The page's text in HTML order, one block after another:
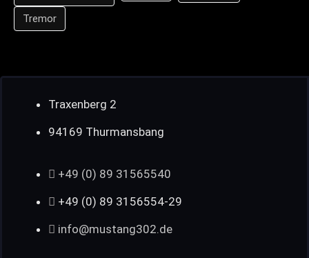
Tremor
Traxenberg 2
94169 Thurmansbang
+49 (0) 89 31565540
+49 (0) 89 3156554-29
info@mustang302.de